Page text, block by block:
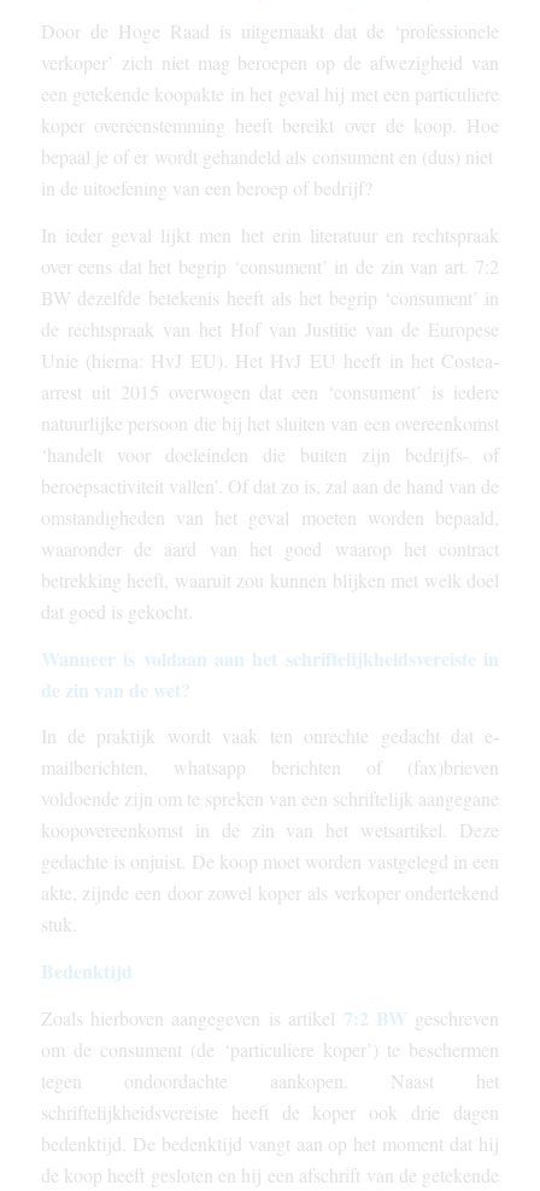
Door de Hoge Raad is uitgemaakt dat de ‘professionele
verkoper’ zich niet mag beroepen op de afwezigheid van
een getekende koopakte in het geval hij met een particuliere
koper overeenstemming heeft bereikt over de koop. Hoe
bepaal je of er wordt gehandeld als consument en (dus) niet
in de uitoefening van een beroep of bedrijf?
In ieder geval lijkt men het erin literatuur en rechtspraak
over eens dat het begrip ‘consument’ in de zin van art. 7:2
BW dezelfde betekenis heeft als het begrip ‘consument’ in
de rechtspraak van het Hof van Justitie van de Europese
Unie (hierna: HvJ EU). Het HvJ EU heeft in het Costea-
arrest uit 2015 overwogen dat een ‘consument’ is iedere
natuurlijke persoon die bij het sluiten van een overeenkomst
‘handelt voor doeleinden die buiten zijn bedrijfs- of
beroepsactiviteit vallen’. Of dat zo is, zal aan de hand van de
omstandigheden van het geval moeten worden bepaald,
waaronder de aard van het goed waarop het contract
betrekking heeft, waaruit zou kunnen blijken met welk doel
dat goed is gekocht.
Wanneer is voldaan aan het schriftelijkheidsvereiste in
de zin van de wet?
In de praktijk wordt vaak ten onrechte gedacht dat e-
mailberichten, whatsapp berichten of (fax)brieven
voldoende zijn om te spreken van een schriftelijk aangegane
koopovereenkomst in de zin van het wetsartikel. Deze
gedachte is onjuist. De koop moet worden vastgelegd in een
akte, zijnde een door zowel koper als verkoper ondertekend
stuk.
Bedenktijd
Zoals hierboven aangegeven is artikel 7:2 BW geschreven
om de consument (de ‘particuliere koper’) te beschermen
tegen ondoordachte aankopen. Naast het
schriftelijkheidsvereiste heeft de koper ook drie dagen
bedenktijd. De bedenktijd vangt aan op het moment dat hij
de koop heeft gesloten en hij een afschrift van de getekende